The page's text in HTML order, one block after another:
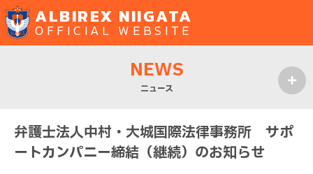
ALBIREX NIIGATA
OFFICIAL WEBSITE
NEWS
ニュース
弁護士法人中村・大城国際法律事務所 サポ
ートカンパニー締結（継続）のお知らせ